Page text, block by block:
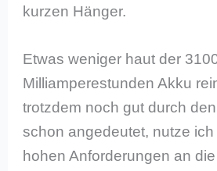
kurzen Hänger.
Etwas weniger haut der
Milliamperestunden Akku
trotzdem noch gut durch
schon angedeutet, nutze
hohen Anforderungen an